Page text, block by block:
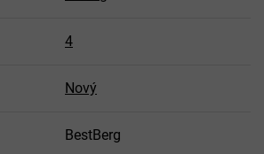
4
Nový
BestBerg